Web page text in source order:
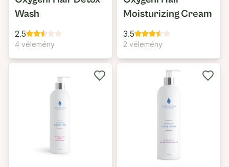
Wash
2.5
4 vélemény
Moisturizing Cream
3.5
2 vélemény